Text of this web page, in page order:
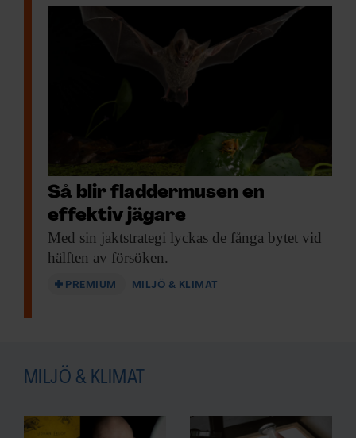
Så blir fladdermusen en
effektiv jägare
Med sin jaktstrategi lyckas de fånga bytet vid
hälften av försöken.
PREMIUM MILJÖ & KLIMAT
MILJÖ & KLIMAT